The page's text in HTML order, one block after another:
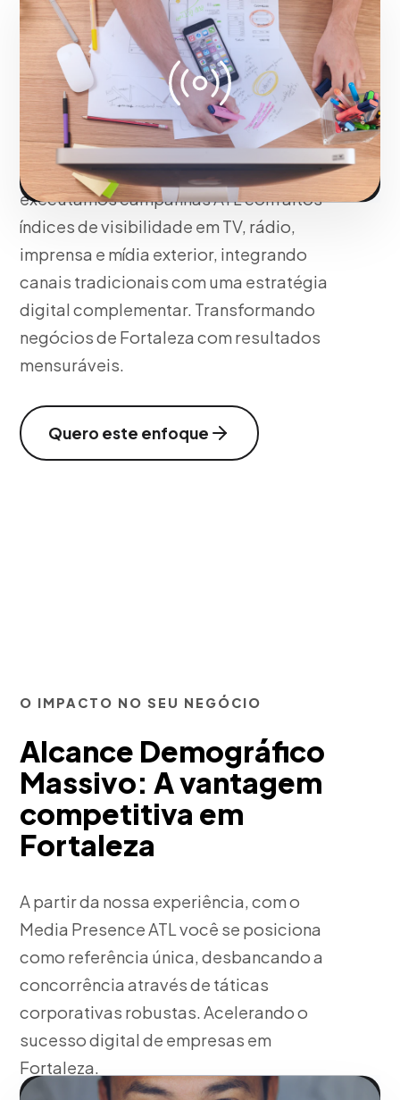
de publicidade em
massa para máxima
cobertura de público
dentro de Fortaleza
Para o mercado local, planejamos e
executamos campanhas ATL com altos
índices de visibilidade em TV, rádio,
imprensa e mídia exterior, integrando
canais tradicionais com uma estratégia
digital complementar. Transformando
negócios de Fortaleza com resultados
mensuráveis.
Quero este enfoque
O IMPACTO NO SEU NEGÓCIO
Alcance Demográfico
Massivo: A vantagem
competitiva em
Fortaleza
A partir da nossa experiência, com o
Media Presence ATL você se posiciona
como referência única, desbancando a
concorrência através de táticas
corporativas robustas. Acelerando o
sucesso digital de empresas em
Fortaleza.